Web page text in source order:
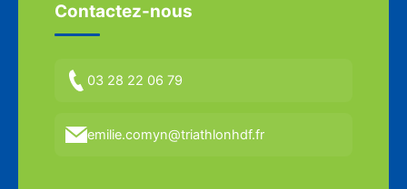
Contactez-nous
03 28 22 06 79
emilie.comyn@triathlonhdf.fr